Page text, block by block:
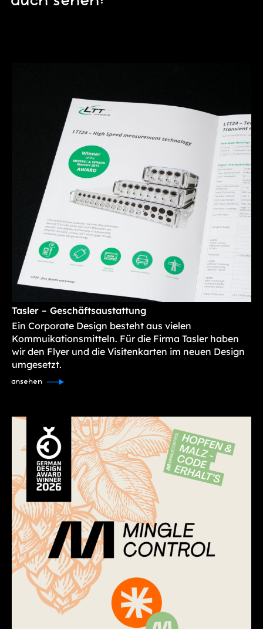
Tasler – Geschäftsaustattung
Ein Corporate Design besteht aus vielen
Kommuikationsmitteln. Für die Firma Tasler haben
wir den Flyer und die Visitenkarten im neuen Design
umgesetzt.
ansehen